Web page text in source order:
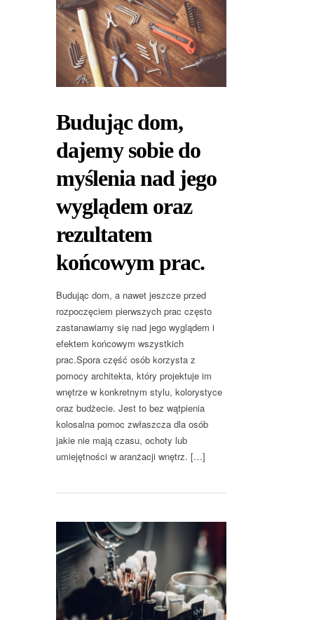
Budując dom,
dajemy sobie do
myślenia nad jego
wyglądem oraz
rezultatem
końcowym prac.
Budując dom, a nawet jeszcze przed
rozpoczęciem pierwszych prac często
zastanawiamy się nad jego wyglądem i
efektem końcowym wszystkich
prac.Spora część osób korzysta z
pomocy architekta, który projektuje im
wnętrze w konkretnym stylu, kolorystyce
oraz budżecie. Jest to bez wątpienia
kolosalna pomoc zwłaszcza dla osób
jakie nie mają czasu, ochoty lub
umiejętności w aranżacji wnętrz. […]